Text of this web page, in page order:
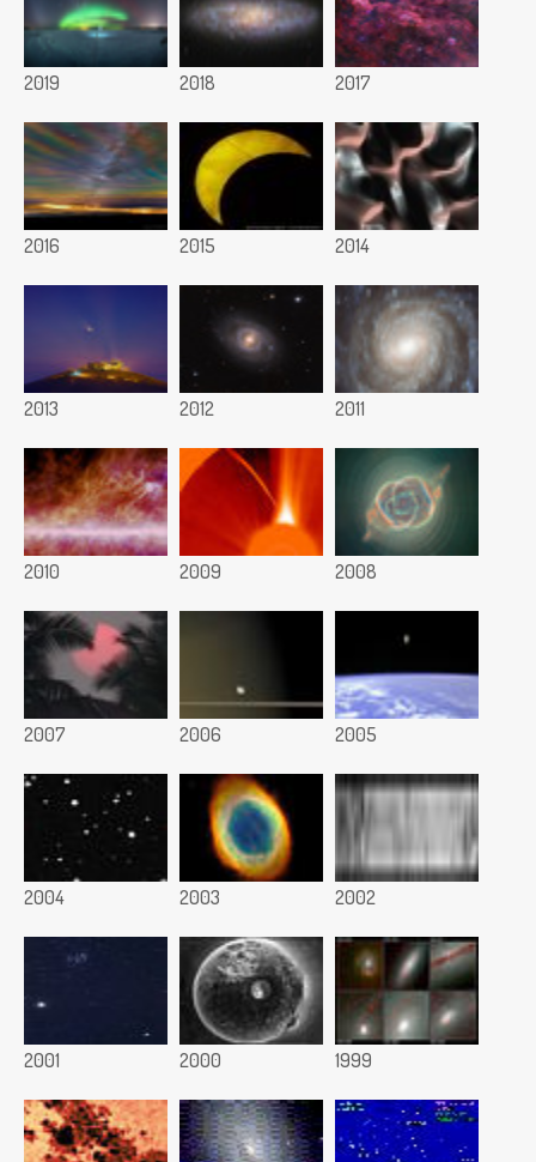
2019 2018 2017
2016 2015 2014
2013 2012 2011
2010 2009 2008
2007 2006 2005
2004 2003 2002
2001 2000 1999